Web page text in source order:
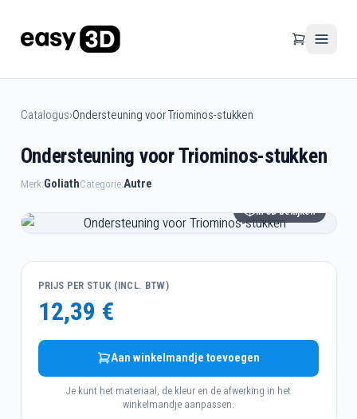
Catalogus›Ondersteuning voor Triominos-stukken
Ondersteuning voor Triominos-stukken
Merk:GoliathCategorie:Autre
In 3D bekijken
PRIJS PER STUK (INCL. BTW)
12,39 €
Aan winkelmandje toevoegen
Je kunt het materiaal, de kleur en de afwerking in het
winkelmandje aanpassen.